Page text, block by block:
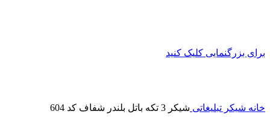
برای بزرگنمایی کلیک کنید
خانه شیکر تبلیغاتی شیکر 3 تکه باتل بلندر شفاف کد 604